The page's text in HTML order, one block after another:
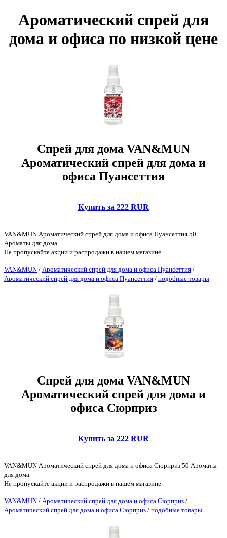
Ароматический спрей для
дома и офиса по низкой цене
Спрей для дома VAN&MUN
Ароматический спрей для дома и
офиса Пуансеттия
Купить за 222 RUR
VAN&MUN Ароматический спрей для дома и офиса Пуансеттия 50
Ароматы для дома
Не пропускайте акции и распродажи в нашем магазине.
VAN&MUN / Ароматический спрей для дома и офиса Пуансеттия /
Ароматический спрей для дома и офиса Пуансеттия / подобные товары
Спрей для дома VAN&MUN
Ароматический спрей для дома и
офиса Сюрприз
Купить за 222 RUR
VAN&MUN Ароматический спрей для дома и офиса Сюрприз 50 Ароматы
для дома
Не пропускайте акции и распродажи в нашем магазине.
VAN&MUN / Ароматический спрей для дома и офиса Сюрприз /
Ароматический спрей для дома и офиса Сюрприз / подобные товары